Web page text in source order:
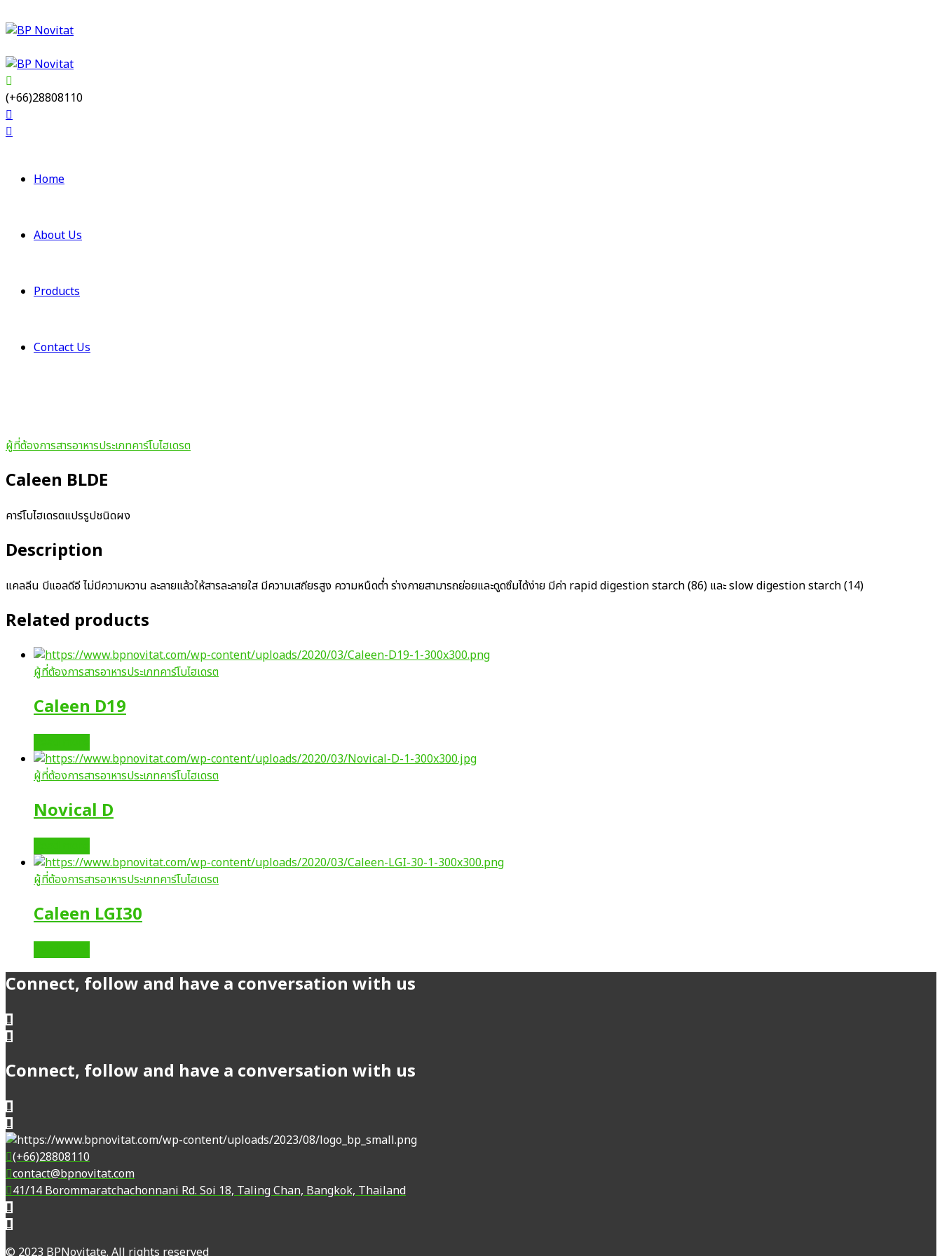
(+66)28808110
Home
About Us
Products
Contact Us
ผู้ที่ต้องการสารอาหารประเภทคาร์โบไฮเดรต
Caleen BLDE
คาร์โบไฮเดรตแปรรูปชนิดผง
Description
แคลลีน บีแอลดีอีไม่มีความหวาน ละลายแล้วให้สารละลายใส มีความเสถียรสูง ความหนืดต่ำ ร่างกายสามารถย่อยและดูดซึมได้ง่าย มีค่า rapid digestion starch (86) และslow digestion starch (14)
Related products
ผู้ที่ต้องการสารอาหารประเภทคาร์โบไฮเดรต
Caleen D19
ผู้ที่ต้องการสารอาหารประเภทคาร์โบไฮเดรต
Novical D
ผู้ที่ต้องการสารอาหารประเภทคาร์โบไฮเดรต
Caleen LGI30
Connect, follow and have a conversation with us
Connect, follow and have a conversation with us
(+66)28808110
contact@bpnovitat.com
41/14 Borommaratchachonnani Rd. Soi 18, Taling Chan, Bangkok, Thailand
© 2023 BPNovitate. All rights reserved